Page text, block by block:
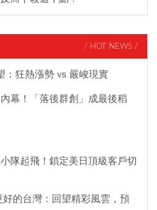
/ HOT NEWS /
：狂熱漲勢 vs 嚴峻現實
幕！「落後群創」成最後稻
隊起飛！鎖定美日頂級客戶切
的台灣：回望精彩風雲，預